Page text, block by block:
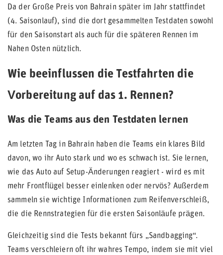
Da der Große Preis von Bahrain später im Jahr stattfindet
(4. Saisonlauf), sind die dort gesammelten Testdaten sowohl
für den Saisonstart als auch für die späteren Rennen im
Nahen Osten nützlich.
Wie beeinflussen die Testfahrten die
Vorbereitung auf das 1. Rennen?
Was die Teams aus den Testdaten lernen
Am letzten Tag in Bahrain haben die Teams ein klares Bild
davon, wo ihr Auto stark und wo es schwach ist. Sie lernen,
wie das Auto auf Setup-Änderungen reagiert - wird es mit
mehr Frontflügel besser einlenken oder nervös? Außerdem
sammeln sie wichtige Informationen zum Reifenverschleiß,
die die Rennstrategien für die ersten Saisonläufe prägen.
Gleichzeitig sind die Tests bekannt fürs „Sandbagging“.
Teams verschleiern oft ihr wahres Tempo, indem sie mit viel